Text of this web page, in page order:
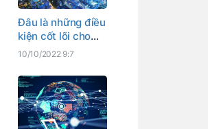
Đâu là những điều
kiện cốt lõi cho
chiến lược chuyển
10/10/2022 9:7